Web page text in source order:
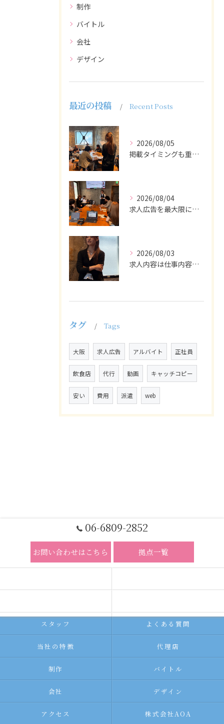
制作
バイトル
会社
デザイン
最近の投稿 Recent Posts
2026/08/05
掲載タイミングも重要で、業界動向や求職者の活動時期に合わせて...
2026/08/04
求人広告を最大限に活用するためには、ターゲット設定の精度を高...
2026/08/03
求人内容は仕事内容や条件を具体的かつわかりやすく記載し、応募...
タグ Tags
大阪 求人広告 アルバイト 正社員
飲食店 代行 動画 キャッチコピー
安い 費用 派遣 web
06-6809-2852
お問い合わせはこちら 拠点一覧
スタッフ よくある質問
当社の特徴 代理店
制作 バイトル
会社 デザイン
アクセス 株式会社AOA